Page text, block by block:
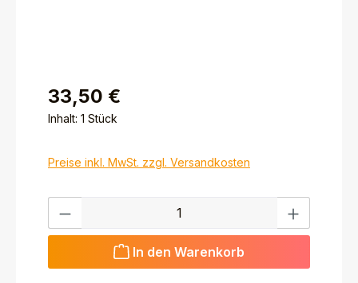
33,50 €
Inhalt: 1 Stück
Preise inkl. MwSt. zzgl. Versandkosten
Produkt Anzahl: Gib den gewünschten Wert ein
In den Warenkorb